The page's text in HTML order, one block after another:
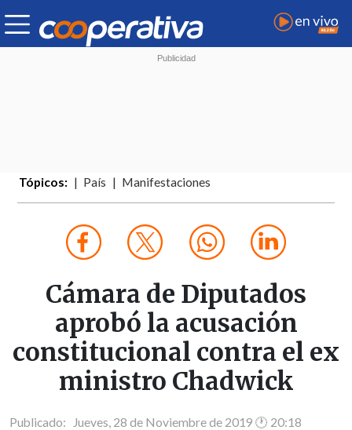
Tópicos: País Manifestaciones
Cámara de Diputados
aprobó la acusación
constitucional contra el ex
ministro Chadwick
Publicado: Jueves, 28 de Noviembre de 2019 🕐 20:18